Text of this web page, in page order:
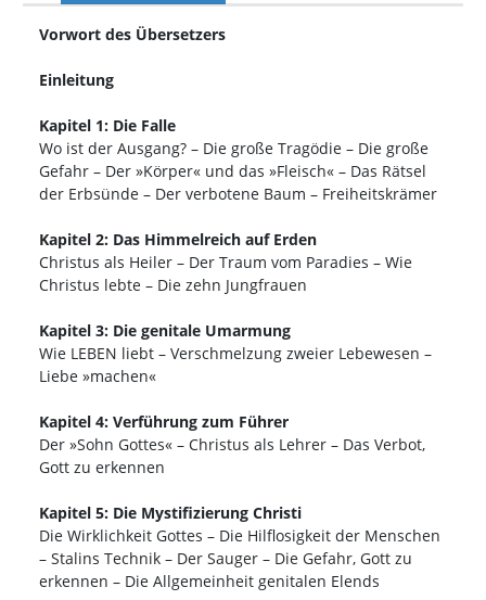
Vorwort des Übersetzers
Einleitung
Kapitel 1: Die Falle
Wo ist der Ausgang? – Die große Tragödie – Die große
Gefahr – Der »Körper« und das »Fleisch« – Das Rätsel
der Erbsünde – Der verbotene Baum – Freiheitskrämer
Kapitel 2: Das Himmelreich auf Erden
Christus als Heiler – Der Traum vom Paradies – Wie
Christus lebte – Die zehn Jungfrauen
Kapitel 3: Die genitale Umarmung
Wie LEBEN liebt – Verschmelzung zweier Lebewesen –
Liebe »machen«
Kapitel 4: Verführung zum Führer
Der »Sohn Gottes« – Christus als Lehrer – Das Verbot,
Gott zu erkennen
Kapitel 5: Die Mystifizierung Christi
Die Wirklichkeit Gottes – Die Hilflosigkeit der Menschen
– Stalins Technik – Der Sauger – Die Gefahr, Gott zu
erkennen – Die Allgemeinheit genitalen Elends